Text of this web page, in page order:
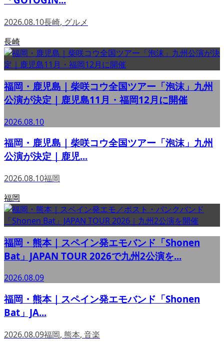
2026.08.10長崎, グルメ
長崎
福岡・鹿児島｜柴咲コウ全国ツアー「泡沫」九州
公演が決定｜鹿児島11月・福岡12月に開催
2026.08.10
福岡・鹿児島｜柴咲コウ全国ツアー「泡沫」九州
公演が決定｜鹿児...
2026.08.10福岡
福岡
福岡・熊本｜スペイン発エモバンド「Shonen
Bat」JAPAN TOUR 2026で九州2公演を...
2026.08.09
福岡・熊本｜スペイン発エモバンド「Shonen
Bat」JA...
2026.08.09福岡, 熊本, 音楽